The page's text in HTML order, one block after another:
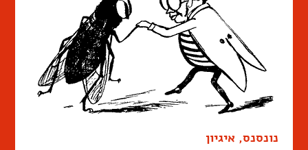
נונסנס, איגיון